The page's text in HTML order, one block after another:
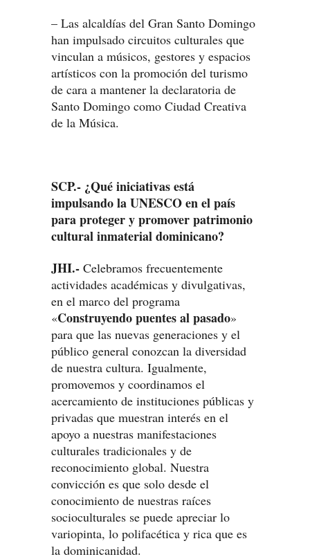
– Las alcaldías del Gran Santo Domingo
han impulsado circuitos culturales que
vinculan a músicos, gestores y espacios
artísticos con la promoción del turismo
de cara a mantener la declaratoria de
Santo Domingo como Ciudad Creativa
de la Música.
SCP.- ¿Qué iniciativas está
impulsando la UNESCO en el país
para proteger y promover patrimonio
cultural inmaterial dominicano?
JHI.- Celebramos frecuentemente
actividades académicas y divulgativas,
en el marco del programa
«Construyendo puentes al pasado»
para que las nuevas generaciones y el
público general conozcan la diversidad
de nuestra cultura. Igualmente,
promovemos y coordinamos el
acercamiento de instituciones públicas y
privadas que muestran interés en el
apoyo a nuestras manifestaciones
culturales tradicionales y de
reconocimiento global. Nuestra
convicción es que solo desde el
conocimiento de nuestras raíces
socioculturales se puede apreciar lo
variopinta, lo polifacética y rica que es
la dominicanidad.